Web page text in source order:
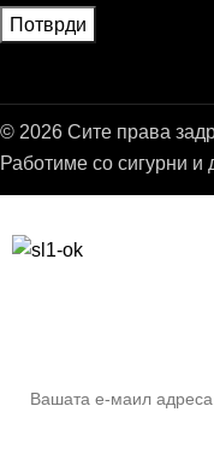
© 2026 Сите права
Работиме со сигурни и